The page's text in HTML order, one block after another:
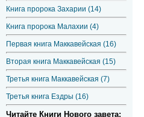
Книга пророка Захарии (14)
Книга пророка Малахии (4)
Первая книга Маккавейская (16)
Вторая книга Маккавейская (15)
Третья книга Маккавейская (7)
Третья книга Ездры (16)
Читайте Книги Нового завета: